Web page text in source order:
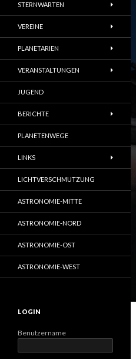
STERNWARTEN
VEREINE
PLANETARIEN
VERANSTALTUNGEN
JUGEND
BERICHTE
PLANETENWEGE
LINKS
LICHTVERSCHMUTZUNG
ASTRONOMIE-MITTE
ASTRONOMIE-NORD
ASTRONOMIE-OST
ASTRONOMIE-WEST
LOGIN
Benutzername